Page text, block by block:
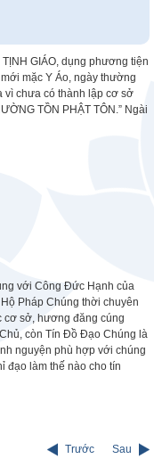
GIÁO, dụng phương tiện
mặc Y Áo, ngày thường
vì chưa có thành lập cơ sở
TỒN PHẬT TÔN.” Ngài
với Công Đức Hạnh của
Pháp Chúng thời chuyên
cơ sở, hương đăng cúng
còn Tín Đồ Đạo Chúng là
nguyện phù hợp với chúng
đạo làm thế nào cho tín
Trước Sau